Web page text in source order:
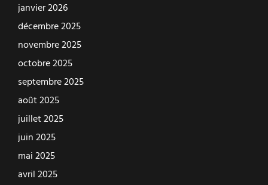
janvier 2026
décembre 2025
novembre 2025
octobre 2025
septembre 2025
août 2025
juillet 2025
juin 2025
mai 2025
avril 2025